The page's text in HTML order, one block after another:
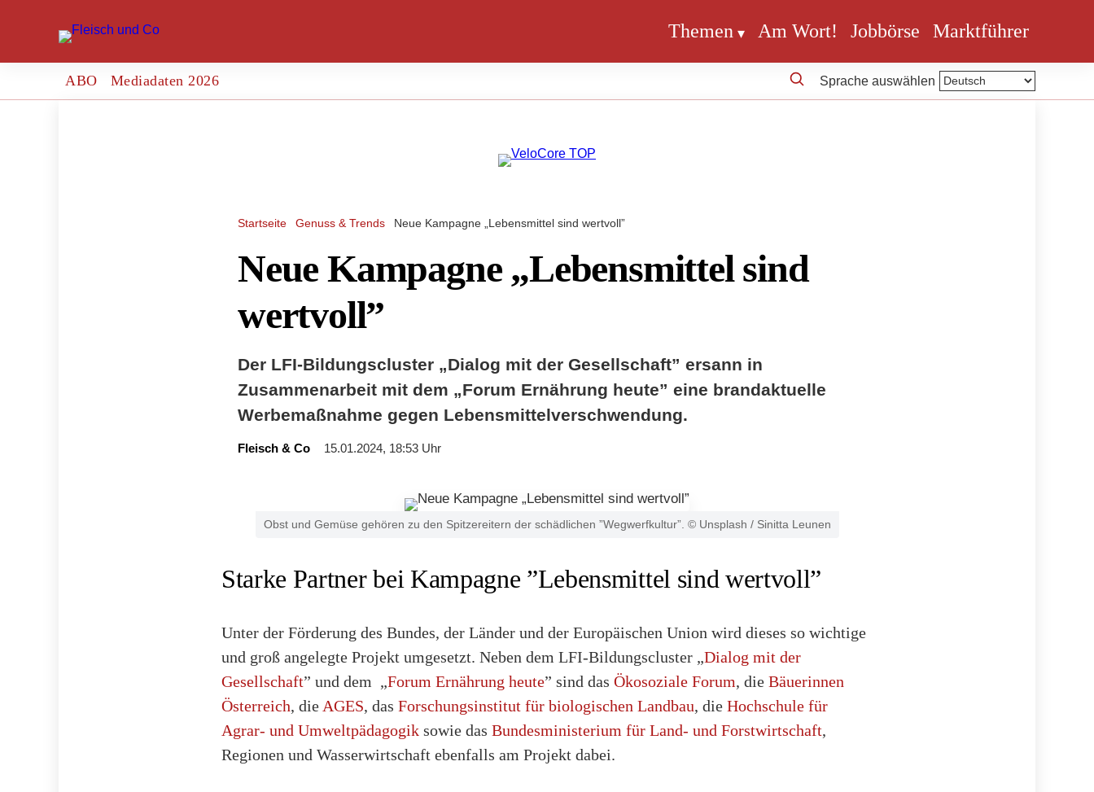
Themen Am Wort! Jobbörse Marktführer
ABO Mediadaten 2026 Sprache auswählen
Startseite Genuss & Trends Neue Kampagne „Lebensmittel sind wertvoll”
Neue Kampagne „Lebensmittel sind
wertvoll”
Der LFI-Bildungscluster „Dialog mit der Gesellschaft” ersann in
Zusammenarbeit mit dem „Forum Ernährung heute” eine brandaktuelle
Werbemaßnahme gegen Lebensmittelverschwendung.
Fleisch & Co 15.01.2024, 18:53 Uhr
Obst und Gemüse gehören zu den Spitzereitern der schädlichen ”Wegwerfkultur”. © Unsplash / Sinitta Leunen
Starke Partner bei Kampagne ”Lebensmittel sind wertvoll”
Unter der Förderung des Bundes, der Länder und der Europäischen Union wird dieses so wichtige
und groß angelegte Projekt umgesetzt. Neben dem LFI-Bildungscluster „Dialog mit der
Gesellschaft” und dem „Forum Ernährung heute” sind das Ökosoziale Forum, die Bäuerinnen
Österreich, die AGES, das Forschungsinstitut für biologischen Landbau, die Hochschule für
Agrar- und Umweltpädagogik sowie das Bundesministerium für Land- und Forstwirtschaft,
Regionen und Wasserwirtschaft ebenfalls am Projekt dabei.